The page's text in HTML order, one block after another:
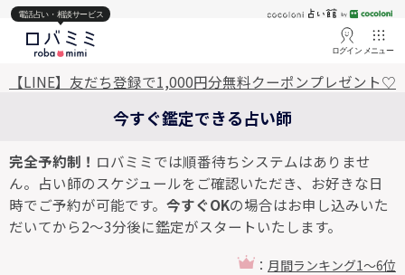
電話占い・相談サービス
ログイン メニュー
【LINE】友だち登録で1,000円分無料クーポンプレゼント♡
今すぐ鑑定できる占い師
完全予約制！ ロバミミでは順番待ちシステムはありませ
ん。占い師のスケジュールをご確認いただき、お好きな日
時でご予約が可能です。 今すぐOKの場合はお申し込みいた
だいてから2～3分後に鑑定がスタートいたします。
： 月間ランキング1～6位